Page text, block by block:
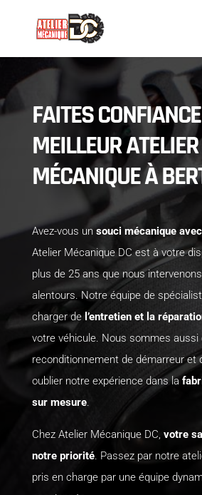
FAITES
MEILLEUR ATELIER
MÉCANIQUE À
Avez-vous un souci mécanique
Atelier Mécanique DC est à votre
plus de 25 ans que nous
alentours. Notre équipe de
charger de l’entretien et la
votre véhicule. Nous sommes aussi
reconditionnement de démarreur et
oublier notre expérience dans la
sur mesure.
Chez Atelier Mécanique DC, votre
notre priorité. Passez par notre
pris en charge par une équipe